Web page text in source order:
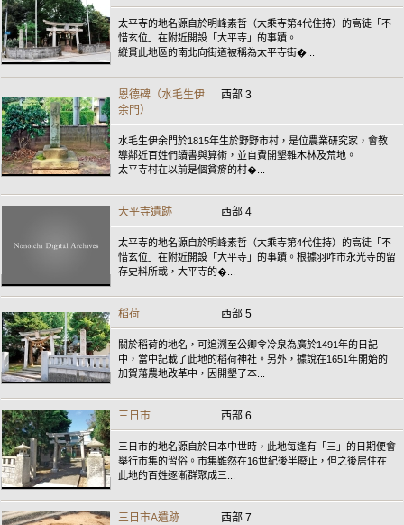
太平寺的地名源自於明峰素哲（大乘寺第4代住持）的高徒「不
惜玄位」在附近開設「大平寺」的事蹟。
縱貫此地區的南北向街道被稱為太平寺街�...
恩德碑（水毛生伊
余門）
西部 3
水毛生伊余門於1815年生於野野市村，是位農業研究家，會教
導鄰近百姓們讀書與算術，並自費開墾雜木林及荒地。
太平寺村在以前是個貧瘠的村�...
大平寺遺跡 西部 4
太平寺的地名源自於明峰素哲（大乘寺第4代住持）的高徒「不
惜玄位」在附近開設「大平寺」的事蹟。根據羽咋市永光寺的留
存史料所載，大平寺的�...
稻荷 西部 5
關於稻荷的地名，可追溯至公卿令冷泉為廣於1491年的日記
中，當中記載了此地的稻荷神社。另外，據說在1651年開始的
加賀藩農地改革中，因開墾了本...
三日市 西部 6
三日市的地名源自於日本中世時，此地每逢有「三」的日期便會
舉行市集的習俗。市集雖然在16世紀後半廢止，但之後居住在
此地的百姓逐漸群聚成三...
三日市A遺跡 西部 7